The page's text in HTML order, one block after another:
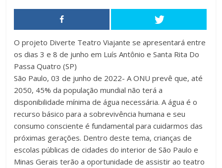
O projeto Diverte Teatro Viajante se apresentará entre
os dias 3 e 8 de junho em Luís Antônio e Santa Rita Do
Passa Quatro (SP)
São Paulo, 03 de junho de 2022- A ONU prevê que, até
2050, 45% da população mundial não terá a
disponibilidade mínima de água necessária. A água é o
recurso básico para a sobrevivência humana e seu
consumo consciente é fundamental para cuidarmos das
próximas gerações. Dentro deste tema, crianças de
escolas públicas de cidades do interior de São Paulo e
Minas Gerais terão a oportunidade de assistir ao teatro